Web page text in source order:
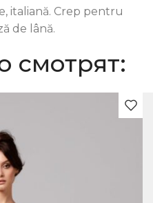
italiană. Crep pentru
de lână.
смотрят: